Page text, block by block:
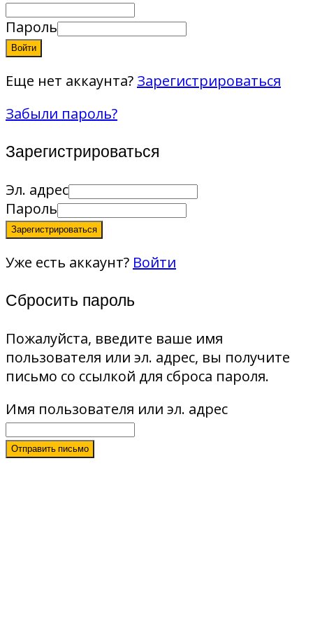
Пароль
Войти
Еще нет аккаунта? Зарегистрироваться
Забыли пароль?
Зарегистрироваться
Эл. адрес
Пароль
Зарегистрироваться
Уже есть аккаунт? Войти
Сбросить пароль
Пожалуйста, введите ваше имя
пользователя или эл. адрес, вы получите
письмо со ссылкой для сброса пароля.
Имя пользователя или эл. адрес
Отправить письмо